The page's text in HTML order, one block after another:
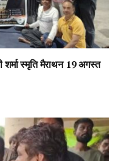
शर्मा स्मृति मैराथन 19 अगस्त